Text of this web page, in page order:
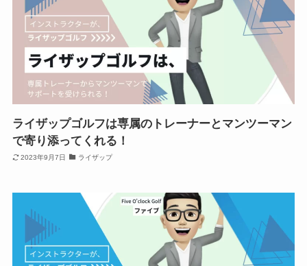
ライザップゴルフは専属のトレーナーとマンツーマン
で寄り添ってくれる！
2023年9月7日 ライザップ